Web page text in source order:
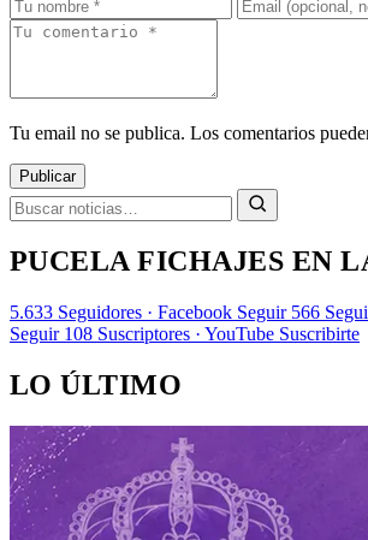
Tu email no se publica. Los comentarios
Publicar
PUCELA FICHAJES EN
5.633 Seguidores · Facebook Seguir 566
Seguir 108 Suscriptores · YouTube Suscribirte
LO ÚLTIMO